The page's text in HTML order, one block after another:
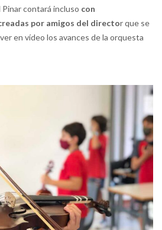
Pinar contará incluso con
por amigos del director que se
en vídeo los avances de la orquesta